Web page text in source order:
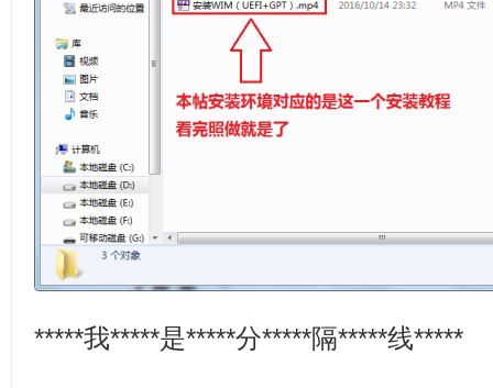
*****我*****是*****分*****隔*****线*****